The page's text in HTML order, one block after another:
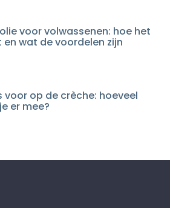
voor volwassenen: hoe het
en wat de voordelen zijn
voor op de crèche: hoeveel
er mee?